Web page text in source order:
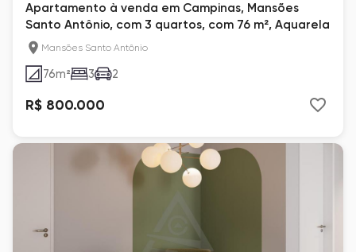
Apartamento à venda em Campinas, Mansões
Santo Antônio, com 3 quartos, com 76 m², Aquarela
Mansões Santo Antônio
76m² 3 2
R$ 800.000